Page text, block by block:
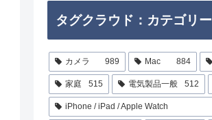
タグクラウド：カテゴリー
カメラ 989 Mac 884
家庭 515 電気製品一般 512
iPhone / iPad / Apple Watch